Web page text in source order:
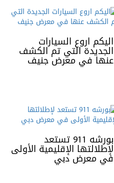
اليكم اروع السيارات
الجديدة التي تم الكشف
عنها في معرض جنيف
بورشه 911 تستعد
لإطلالتها الإقليمية الأولى
في معرض دبي